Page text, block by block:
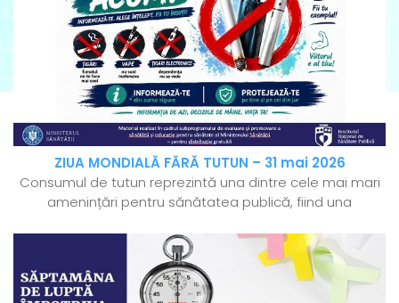
ZIUA MONDIALĂ FĂRĂ TUTUN – 31 mai 2026
Consumul de tutun reprezintă una dintre cele mai mari
amenințări pentru sănătatea publică, fiind una